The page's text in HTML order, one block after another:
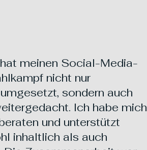
meinen Social-Media-
nicht nur
sondern auch
Ich habe mich
und unterstützt
inhaltlich als auch